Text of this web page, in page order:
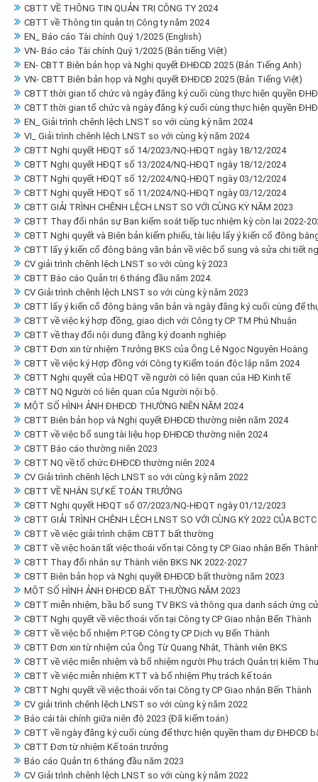
CBTT VỀ THÔNG TIN QUẢN TRỊ CÔNG TY 2024
CBTT về Thông tin quản trị Công ty năm 2024
EN_ Báo cáo Tài chính Quý 1/2025 (English)
VN- Báo cáo Tài chính Quý 1/2025 (Bản tiếng Việt)
EN- CBTT Biên bản họp và Nghị quyết ĐHĐCĐ 2025 (Bản Tiếng Anh)
VN- CBTT Biên bản họp và Nghị quyết ĐHĐCĐ 2025 (Bản Tiếng Việt)
CBTT thời gian tổ chức và ngày đăng ký cuối cùng thực hiện quyền
CBTT thời gian tổ chức và ngày đăng ký cuối cùng thực hiện quyền
EN_ Giải trình chênh lệch LNST so với cùng kỳ năm 2024
VI_ Giải trình chênh lệch LNST so với cùng kỳ năm 2024
CBTT Nghị quyết HĐQT số 14/2023/NQ-HĐQT ngày 18/12/2024
CBTT Nghị quyết HĐQT số 13/2024/NQ-HĐQT ngày 18/12/2024
CBTT Nghị quyết HĐQT số 12/2024/NQ-HĐQT ngày 03/12/2024
CBTT Nghị quyết HĐQT số 11/2024/NQ-HĐQT ngày 03/12/2024
CBTT GIẢI TRÌNH CHÊNH LỆCH LNST SO VỚI CÙNG KỲ NĂM 2023
CBTT Thay đổi nhân sự Ban kiểm soát tiếp tục nhiệm kỳ còn lại 2022-
CBTT Nghị quyết và Biên bản kiểm phiếu, tài liệu lấy ý kiến cổ đông
CBTT lấy ý kiến cổ đông bằng văn bản về việc bổ sung và sửa chi tiết
CV giải trình chênh lệch LNST so với cùng kỳ 2023
CBTT Báo cáo Quản trị 6 tháng đầu năm 2024.
CV Giải trình chênh lệch LNST so với cùng kỳ năm 2023
CBTT lấy ý kiến cổ đông bằng văn bản và ngày đăng ký cuối cùng để
CBTT về việc ký hợp đồng, giao dịch với Công ty CP TM Phú Nhuận
CBTT về thay đổi nội dung đăng ký doanh nghiệp
CBTT Đơn xin từ nhiệm Trưởng BKS của Ông Lê Ngọc Nguyên Hoàng
CBTT về việc ký Hợp đồng với Công ty Kiểm toán độc lập năm 2024
CBTT Nghị quyết của HĐQT về người có liên quan của HĐ Kinh tế
CBTT NQ Người có liên quan của Người nội bộ.
MỘT SỐ HÌNH ẢNH ĐHĐCĐ THƯỜNG NIÊN NĂM 2024
CBTT Biên bản họp và Nghị quyết ĐHĐCĐ thường niên năm 2024
CBTT về việc bổ sung tài liệu họp ĐHĐCĐ thường niên 2024
CBTT Báo cáo thường niên 2023
CBTT NQ về tổ chức ĐHĐCĐ thường niên 2024
CV Giải trình chênh lệch LNST so với cùng kỳ năm 2022
CBTT VỀ NHÂN SỰ KẾ TOÁN TRƯỞNG
CBTT Nghị quyết HĐQT số 07/2023/NQ-HĐQT ngày 01/12/2023
CBTT GIẢI TRÌNH CHÊNH LỆCH LNST SO VỚI CÙNG KỲ 2022 CỦA
CBTT về việc giải trình chậm CBTT bất thường
CBTT về việc hoàn tất việc thoái vốn tại Công ty CP Giao nhận Bến
CBTT Thay đổi nhân sự Thành viên BKS NK 2022-2027
CBTT Biên bản họp và Nghị quyết ĐHĐCĐ bất thường năm 2023
MỘT SỐ HÌNH ẢNH ĐHĐCĐ BẤT THƯỜNG NĂM 2023
CBTT miễn nhiệm, bầu bổ sung TV BKS và thông qua danh sách ứng
CBTT Nghị quyết về việc thoái vốn tại Công ty CP Giao nhận Bến Thành
CBTT về việc bổ nhiệm P.TGĐ Công ty CP Dịch vụ Bến Thành
CBTT Đơn xin từ nhiệm của Ông Từ Quang Nhật, Thành viên BKS
CBTT về việc miễn nhiệm và bổ nhiệm người Phụ trách Quản trị kiêm
CBTT về việc miễn nhiệm KTT và bổ nhiệm Phụ trách kế toán
CBTT Nghị quyết về việc thoái vốn tại Công ty CP Giao nhận Bến Thành
CV giải trình chênh lệch LNST so với cùng kỳ năm 2022
Báo cái tài chính giữa niên độ 2023 (Đã kiểm toán)
CBTT về ngày đăng ký cuối cùng để thực hiện quyền tham dự ĐHĐCĐ
CBTT Đơn từ nhiệm Kế toán trưởng
Báo cáo Quản trị 6 tháng đầu năm 2023
CV Giải trình chênh lệch LNST so với cùng kỳ năm 2022